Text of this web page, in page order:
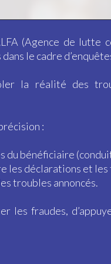
(Agence de lutte
le cadre
la réalité des
:
du bénéficiaire
les déclarations et
troubles annoncés.
les fraudes,